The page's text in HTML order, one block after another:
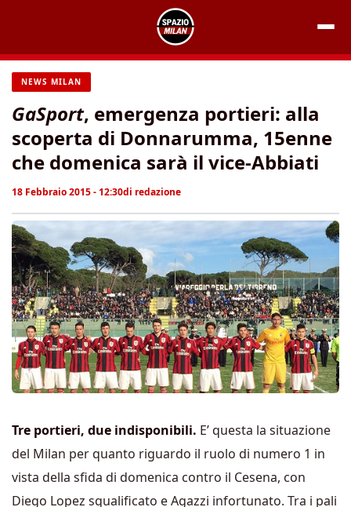
contenuto
NEWS MILAN
GaSport, emergenza portieri: alla
scoperta di Donnarumma, 15enne
che domenica sarà il vice-Abbiati
18 Febbraio 2015 - 12:30di redazione
Tre portieri, due indisponibili. E’ questa la situazione
del Milan per quanto riguardo il ruolo di numero 1 in
vista della sfida di domenica contro il Cesena, con
Diego Lopez squalificato e Agazzi infortunato. Tra i pali